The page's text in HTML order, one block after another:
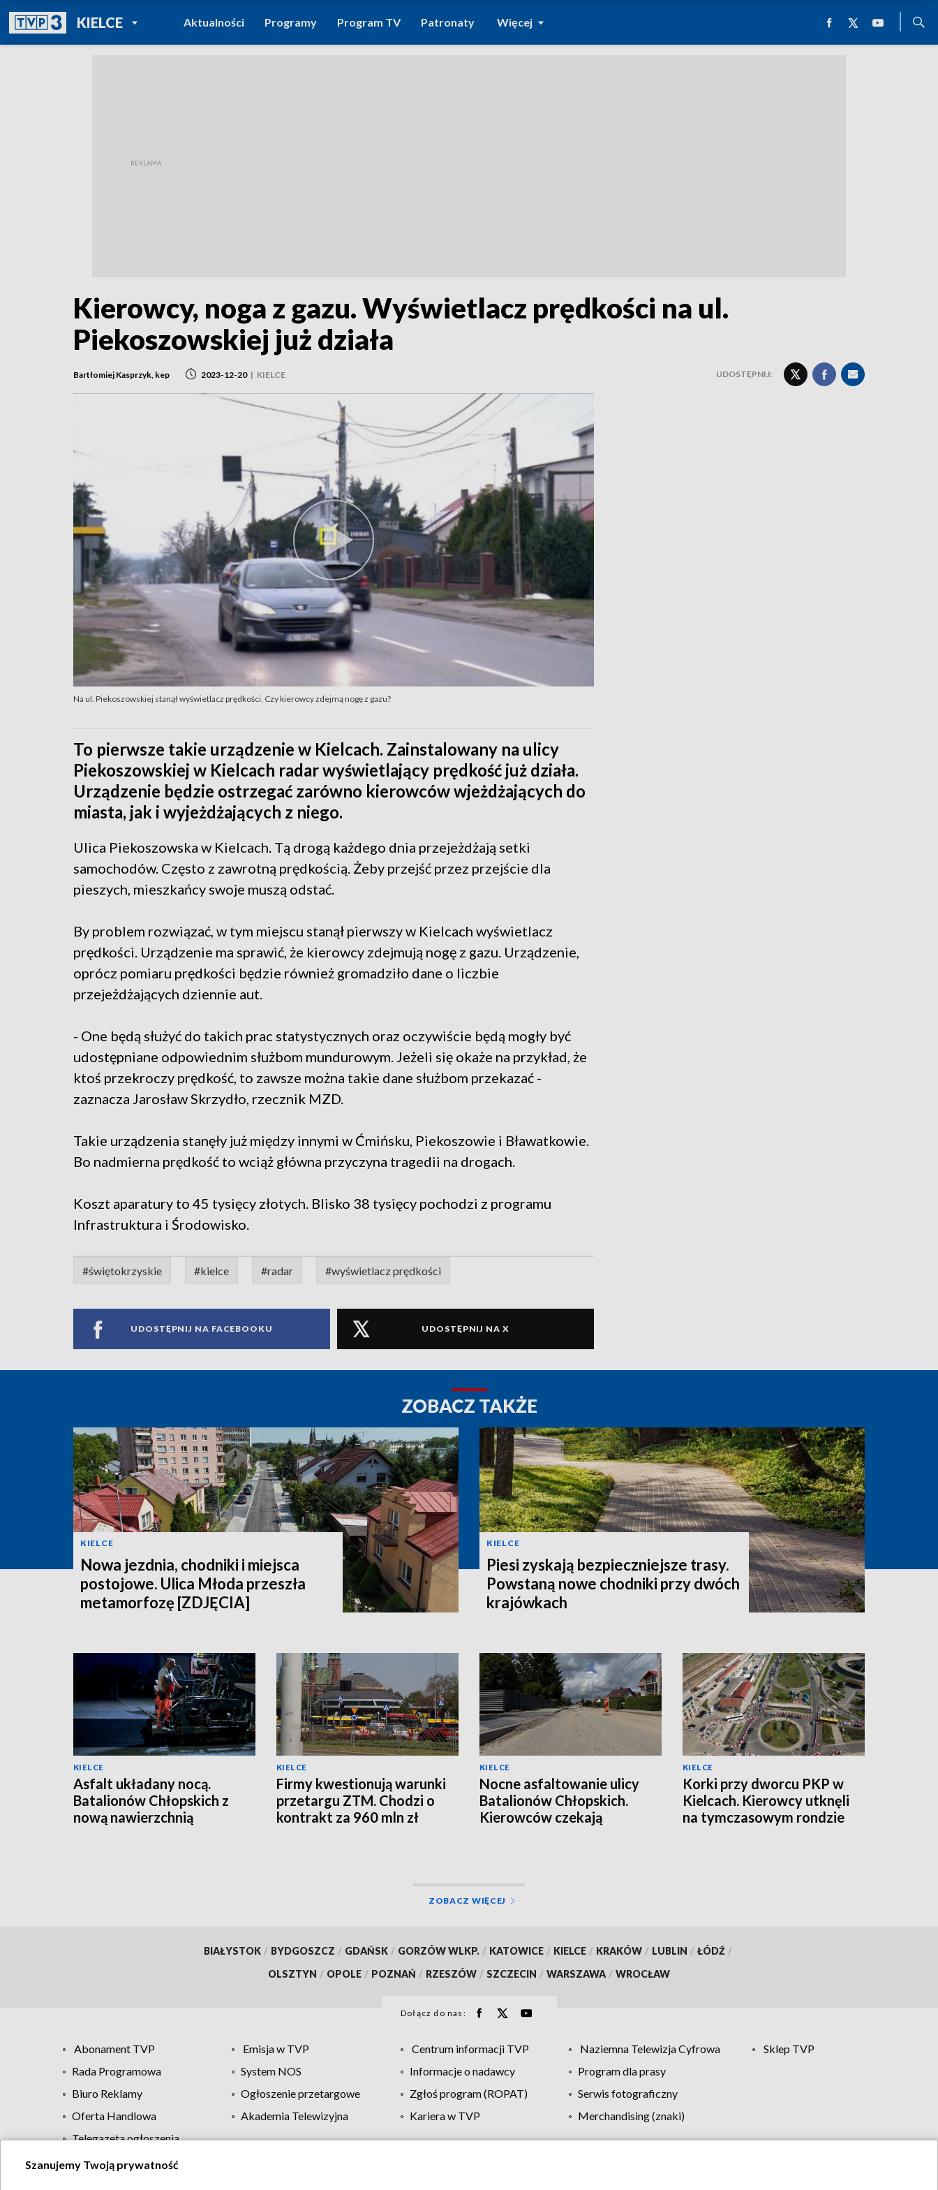
KIELCEPOWRÓT DO
TVP REGIONY
Aktualności Programy Program TV Patronaty Więcej
Kierowcy, noga z gazu. Wyświetlacz prędkości na ul.
Piekoszowskiej już działa
Bartłomiej Kasprzyk, kep 2023-12-20 | KIELCE UDOSTĘPNIJ:
Na ul. Piekoszowskiej stanął wyświetlacz prędkości. Czy kierowcy zdejmą nogę z gazu?
To pierwsze takie urządzenie w Kielcach. Zainstalowany na ulicy
Piekoszowskiej w Kielcach radar wyświetlający prędkość już działa.
Urządzenie będzie ostrzegać zarówno kierowców wjeżdżających do
miasta, jak i wyjeżdżających z niego.
Ulica Piekoszowska w Kielcach. Tą drogą każdego dnia przejeżdżają setki
samochodów. Często z zawrotną prędkością. Żeby przejść przez przejście dla
pieszych, mieszkańcy swoje muszą odstać.
By problem rozwiązać, w tym miejscu stanął pierwszy w Kielcach wyświetlacz
prędkości. Urządzenie ma sprawić, że kierowcy zdejmują nogę z gazu. Urządzenie,
oprócz pomiaru prędkości będzie również gromadziło dane o liczbie
przejeżdżających dziennie aut.
- One będą służyć do takich prac statystycznych oraz oczywiście będą mogły być
udostępniane odpowiednim służbom mundurowym. Jeżeli się okaże na przykład, że
ktoś przekroczy prędkość, to zawsze można takie dane służbom przekazać -
zaznacza Jarosław Skrzydło, rzecznik MZD.
Takie urządzenia stanęły już między innymi w Ćmińsku, Piekoszowie i Bławatkowie.
Bo nadmierna prędkość to wciąż główna przyczyna tragedii na drogach.
Koszt aparatury to 45 tysięcy złotych. Blisko 38 tysięcy pochodzi z programu
Infrastruktura i Środowisko.
#świętokrzyskie #kielce #radar #wyświetlacz prędkości
UDOSTĘPNIJ NA FACEBOOKU UDOSTĘPNIJ NA X
ZOBACZ TAKŻE
KIELCE
Nowa jezdnia, chodniki i miejsca
postojowe. Ulica Młoda przeszła
metamorfozę [ZDJĘCIA]
KIELCE
Piesi zyskają bezpieczniejsze trasy.
Powstaną nowe chodniki przy dwóch
krajówkach
KIELCE
Asfalt układany nocą.
Batalionów Chłopskich z
nową nawierzchnią
KIELCE
Firmy kwestionują warunki
przetargu ZTM. Chodzi o
kontrakt za 960 mln zł
KIELCE
Nocne asfaltowanie ulicy
Batalionów Chłopskich.
Kierowców czekają
KIELCE
Korki przy dworcu PKP w
Kielcach. Kierowcy utknęli
na tymczasowym rondzie
ZOBACZ WIĘCEJ
BIAŁYSTOK / BYDGOSZCZ / GDAŃSK / GORZÓW WLKP. / KATOWICE / KIELCE / KRAKÓW / LUBLIN / ŁÓDŹ /
OLSZTYN / OPOLE / POZNAŃ / RZESZÓW / SZCZECIN / WARSZAWA / WROCŁAW
Dołącz do nas:
Abonament TVP Emisja w TVP Centrum informacji TVP Naziemna Telewizja Cyfrowa
Sklep TVP
Rada Programowa
System NOS Informacje o nadawcy
Program dla prasy
Biuro Reklamy
Ogłoszenie przetargowe Zgłoś program (ROPAT)
Serwis fotograficzny
Oferta Handlowa
Akademia Telewizyjna Kariera w TVP
Merchandising (znaki)
Telegazeta ogłoszenia
Szanujemy Twoją prywatność